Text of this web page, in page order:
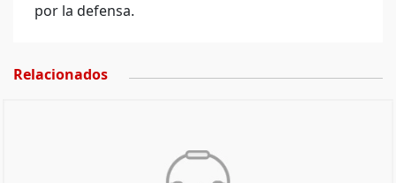
por la defensa.
Relacionados